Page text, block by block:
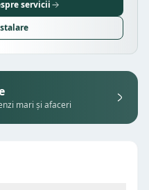
servicii
mari și afaceri